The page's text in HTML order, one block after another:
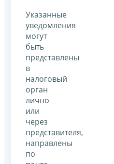
Указанные
уведомления
могут
быть
представлены
в
налоговый
орган
лично
или
через
представителя,
направлены
по